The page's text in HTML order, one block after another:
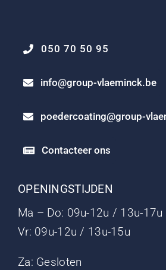
050 70 50 95
info@group-vlaeminck.be
poedercoating@group-
Contacteer ons
OPENINGSTIJDEN
Ma – Do: 09u-12u / 13u-17u
Vr: 09u-12u / 13u-15u
Za: Gesloten